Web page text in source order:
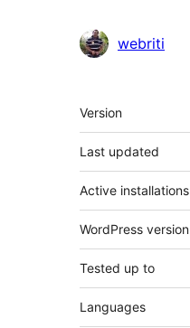
webriti
Méta
Version
Last updated
Active installations
WordPress version
Tested up to
Languages